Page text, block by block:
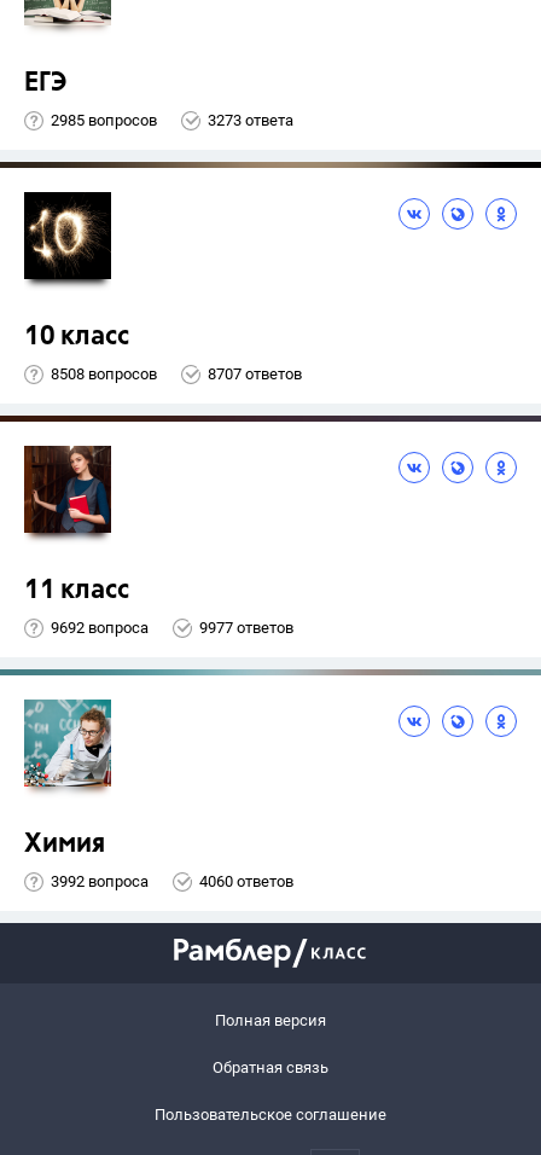
ЕГЭ
2985 вопросов 3273 ответа
10 класс
8508 вопросов 8707 ответов
11 класс
9692 вопроса 9977 ответов
Химия
3992 вопроса 4060 ответов
Полная версия
Обратная связь
Пользовательское соглашение